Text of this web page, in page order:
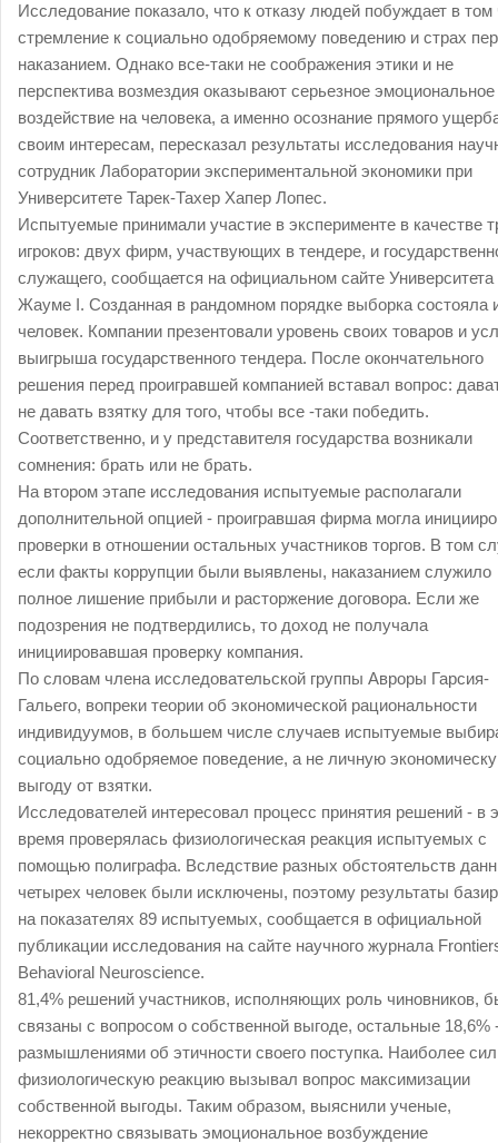
Исследование показало, что к отказу людей побуждает в том
стремление к социально одобряемому поведению и страх
наказанием. Однако все-таки не соображения этики и не
перспектива возмездия оказывают серьезное эмоциональное
воздействие на человека, а именно осознание прямого
своим интересам, пересказал результаты исследования
сотрудник Лаборатории экспериментальной экономики при
Университете Тарек-Тахер Хапер Лопес.
Испытуемые принимали участие в эксперименте в качестве
игроков: двух фирм, участвующих в тендере, и
служащего, сообщается на официальном сайте Университета
Жауме I. Созданная в рандомном порядке выборка состояла
человек. Компании презентовали уровень своих товаров и
выигрыша государственного тендера. После окончательного
решения перед проигравшей компанией вставал вопрос:
не давать взятку для того, чтобы все -таки победить.
Соответственно, и у представителя государства возникали
сомнения: брать или не брать.
На втором этапе исследования испытуемые располагали
дополнительной опцией - проигравшая фирма могла
проверки в отношении остальных участников торгов. В том
если факты коррупции были выявлены, наказанием служило
полное лишение прибыли и расторжение договора. Если же
подозрения не подтвердились, то доход не получала
инициировавшая проверку компания.
По словам члена исследовательской группы Авроры Гарсия-
Гальего, вопреки теории об экономической рациональности
индивидуумов, в большем числе случаев испытуемые
социально одобряемое поведение, а не личную
выгоду от взятки.
Исследователей интересовал процесс принятия решений - в
время проверялась физиологическая реакция испытуемых с
помощью полиграфа. Вследствие разных обстоятельств
четырех человек были исключены, поэтому результаты
на показателях 89 испытуемых, сообщается в официальной
публикации исследования на сайте научного журнала
Behavioral Neuroscience.
81,4% решений участников, исполняющих роль чиновников,
связаны с вопросом о собственной выгоде, остальные 18,6%
размышлениями об этичности своего поступка. Наиболее
физиологическую реакцию вызывал вопрос максимизации
собственной выгоды. Таким образом, выяснили ученые,
некорректно связывать эмоциональное возбуждение